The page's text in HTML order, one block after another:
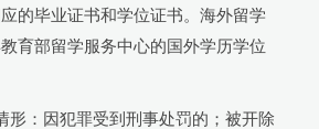
的毕业证书和学位证书。海外留学
育部留学服务中心的国外学历学位
形：因犯罪受到刑事处罚的；被开除